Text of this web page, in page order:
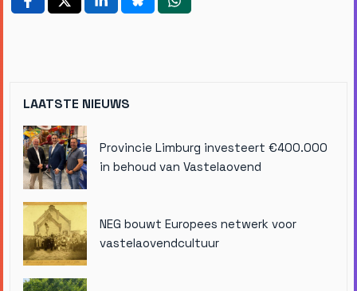
LAATSTE NIEUWS
Provincie Limburg investeert €400.000
in behoud van Vastelaovend
NEG bouwt Europees netwerk voor
vastelaovendcultuur